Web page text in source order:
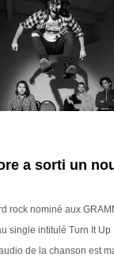
a sorti un
rock nominé aux
single intitulé Turn It Up
de la chanson est